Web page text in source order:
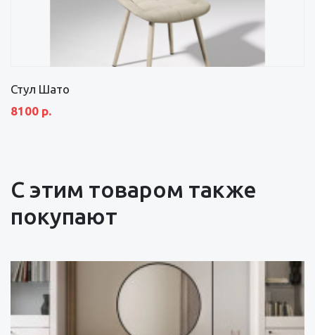
Стул Шато
8100 р.
С этим товаром также
покупают